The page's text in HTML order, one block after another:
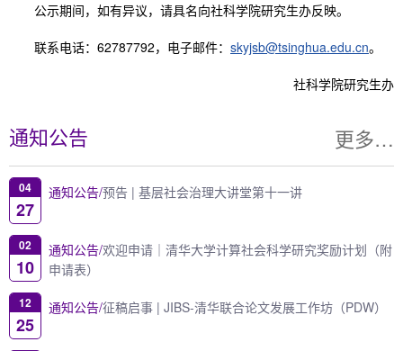
通知公告 更多…
04
27
通知公告/预告 | 基层社会治理大讲堂第十一讲
02
10
通知公告/欢迎申请｜清华大学计算社会科学研究奖励计划（附
申请表）
12
25
通知公告/征稿启事 | JIBS-清华联合论文发展工作坊（PDW）
公示期间，如有异议，请具名向社科学院研究生办反映。
联系电话：62787792，电子邮件： skyjsb@tsinghua.edu.cn。
社科学院研究生办